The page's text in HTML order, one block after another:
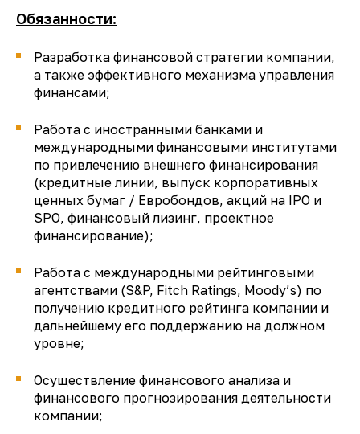
Обязанности:
Разработка финансовой стратегии компании,
а также эффективного механизма управления
финансами;
Работа с иностранными банками и
международными финансовыми институтами
по привлечению внешнего финансирования
(кредитные линии, выпуск корпоративных
ценных бумаг / Евробондов, акций на IPO и
SPO, финансовый лизинг, проектное
финансирование);
Работа с международными рейтинговыми
агентствами (S&P, Fitch Ratings, Moody’s) по
получению кредитного рейтинга компании и
дальнейшему его поддержанию на должном
уровне;
Осуществление финансового анализа и
финансового прогнозирования деятельности
компании;